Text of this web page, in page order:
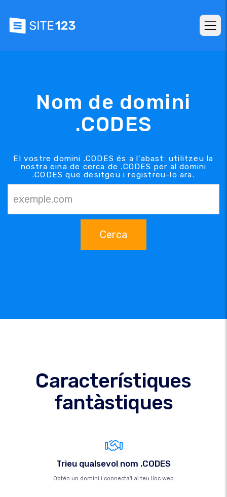
Nom de domini
.CODES
El vostre domini .CODES és a l'abast: utilitzeu la
nostra eina de cerca de .CODES per al domini
.CODES que desitgeu i registreu-lo ara.
Cerca
Característiques
fantàstiques
Trieu qualsevol nom .CODES
Obtén un domini i connecta'l al teu lloc web